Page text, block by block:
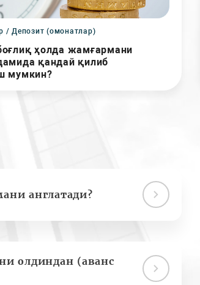
/ Депозит (омонатлар)
ҳолда жамғармани
қандай қилиб
мумкин?
англатади?
олдиндан (аванс